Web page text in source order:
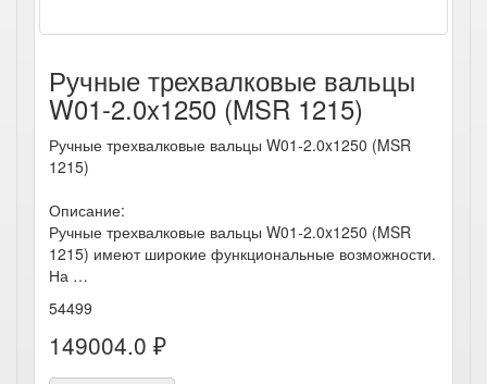
Ручные трехвалковые вальцы
W01-2.0x1250 (MSR 1215)
Ручные трехвалковые вальцы W01-2.0x1250 (MSR
1215)
Описание:
Ручные трехвалковые вальцы W01-2.0x1250 (MSR
1215) имеют широкие функциональные возможности.
На …
54499
149004.0 ₽